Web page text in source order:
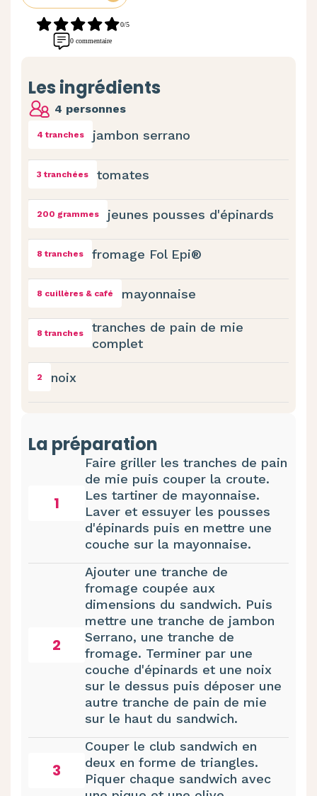
0/5
0 commentaire
Les ingrédients
4 personnes
4 tranches jambon serrano
3 tranchées tomates
200 grammes jeunes pousses d'épinards
8 tranches fromage Fol Epi®
8 cuillères & café mayonnaise
8 tranches
tranches de pain de mie
complet
2 noix
La préparation
1
Faire griller les tranches de pain
de mie puis couper la croute.
Les tartiner de mayonnaise.
Laver et essuyer les pousses
d'épinards puis en mettre une
couche sur la mayonnaise.
2
Ajouter une tranche de
fromage coupée aux
dimensions du sandwich. Puis
mettre une tranche de jambon
Serrano, une tranche de
fromage. Terminer par une
couche d'épinards et une noix
sur le dessus puis déposer une
autre tranche de pain de mie
sur le haut du sandwich.
3
Couper le club sandwich en
deux en forme de triangles.
Piquer chaque sandwich avec